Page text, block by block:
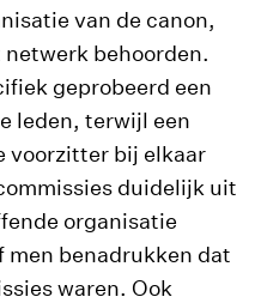
van de canon,
behoorden.
geprobeerd een
leden, terwijl een
voorzitter bij elkaar
duidelijk uit
organisatie
benadrukken dat
waren. Ook